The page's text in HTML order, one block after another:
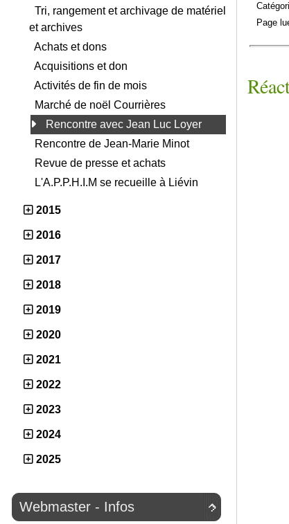
Tri, rangement et archivage de matériel
et archives
Achats et dons
Acquisitions et don
Activités de fin de mois
Marché de noël Courrières
Rencontre avec Jean Luc Loyer
Rencontre de Jean-Marie Minot
Revue de presse et achats
L'A.P.P.H.I.M se recueille à Liévin
2015
2016
2017
2018
2019
2020
2021
2022
2023
2024
2025

Webmaster - Infos
Page